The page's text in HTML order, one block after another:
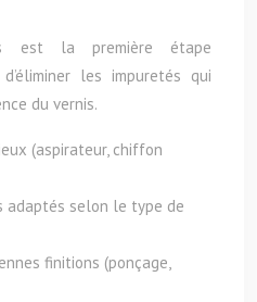
est la première étape
les impuretés qui
du vernis.
(aspirateur, chiffon
adaptés selon le type de
finitions (ponçage,